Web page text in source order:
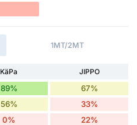
1MT/2MT
KäPa
JIPPO
89% 67%
56% 33%
0% 22%